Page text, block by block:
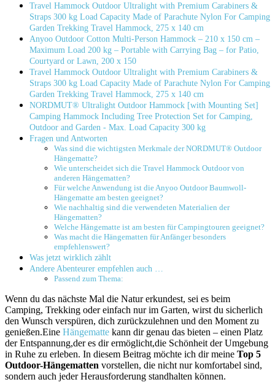
Travel Hammock Outdoor Ultralight with Premium Carabiners &
⁤Straps 300 kg Load Capacity Made of Parachute Nylon For Camping
Garden Trekking Travel ⁢Hammock, 275 x 140 cm
Anyoo Outdoor Cotton Multi-Person Hammock – 210 x 150 cm –
⁢Maximum Load 200 kg – Portable ⁤with ⁢Carrying⁣ Bag – for Patio,
Courtyard or Lawn, 200 x 150
Travel Hammock Outdoor Ultralight with Premium Carabiners⁢ &
Straps 300 kg Load Capacity Made of⁢ Parachute Nylon For Camping⁢
Garden Trekking Travel Hammock, 275 x 140 cm
NORDMUT® Ultralight Outdoor Hammock [with Mounting Set]
Camping Hammock Including Tree Protection Set for Camping,
Outdoor and Garden -‌ Max.⁢ Load Capacity 300 kg
Fragen und Antworten
Was sind die wichtigsten Merkmale der NORDMUT® Outdoor
Hängematte?
Wie unterscheidet‍ sich die Travel Hammock Outdoor von
anderen Hängematten?
Für welche Anwendung ‍ist die Anyoo Outdoor Baumwoll-
Hängematte am besten geeignet?
Wie nachhaltig sind die ⁤verwendeten Materialien der
Hängematten?
Welche Hängematte ist am besten für Campingtouren geeignet?
Was macht ⁤die Hängematten für Anfänger besonders
empfehlenswert?
Was jetzt wirklich zählt
Andere Abenteurer empfehlen auch …
Passend zum Thema:
Wenn du das nächste Mal die⁢ Natur erkundest, sei es beim
Camping, Trekking oder einfach nur im Garten, wirst du sicherlich
den Wunsch verspüren, dich zurückzulehnen ⁤und den Moment zu
genießen.Eine Hängematte kann dir genau‌ das bieten⁤ – einen Platz
der Entspannung,der es dir ermöglicht,die‌ Schönheit der Umgebung‍
in Ruhe zu erleben. In diesem Beitrag möchte ich dir meine Top 5
Outdoor-Hängematten vorstellen, die nicht nur⁤ komfortabel sind,
sondern auch ⁢jeder Herausforderung standhalten können.